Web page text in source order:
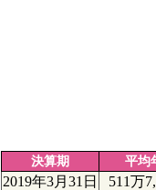
決算期 平均
2019年3月31日 511万